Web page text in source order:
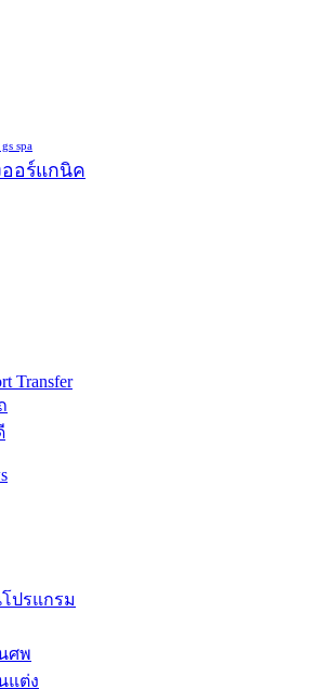
spa
ออร์แกนิค
Transfer
โปรแกรม
ศพ
แต่ง